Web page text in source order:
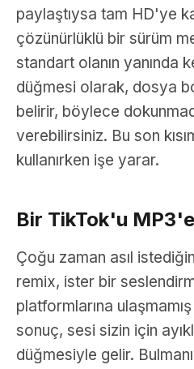
paylaştıysa tam HD'ye
çözünürlüklü bir sürüm
standart olanın yanında
düğmesi olarak, dosya
belirir, böylece
verebilirsiniz. Bu son
kullanırken işe yarar.
Bir TikTok'u
Çoğu zaman asıl
remix, ister bir
platformlarına
sonuç, sesi sizin için
düğmesiyle gelir.